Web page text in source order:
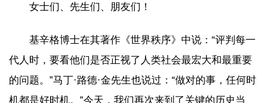
女士们、先生们、朋友们！
基辛格博士在其著作《世界秩序》中说：“评判每一
代人时，要看他们是否正视了人类社会最宏大和最重要
的问题。”马丁·路德·金先生也说过：“做对的事，任何时
机都是好时机。”今天，我们再次来到了关键的历史当